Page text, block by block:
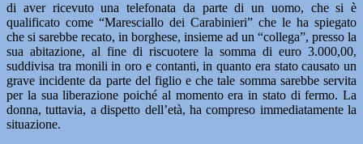
di aver ricevuto una telefonata da parte di un uomo, che si è
qualificato come “Maresciallo dei Carabinieri” che le ha spiegato
che si sarebbe recato, in borghese, insieme ad un “collega”, presso la
sua abitazione, al fine di riscuotere la somma di euro 3.000,00,
suddivisa tra monili in oro e contanti, in quanto era stato causato un
grave incidente da parte del figlio e che tale somma sarebbe servita
per la sua liberazione poiché al momento era in stato di fermo. La
donna, tuttavia, a dispetto dell’età, ha compreso immediatamente la
situazione.